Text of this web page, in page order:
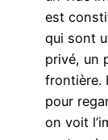
est
qui sont
privé, un
frontière.
pour
on voit